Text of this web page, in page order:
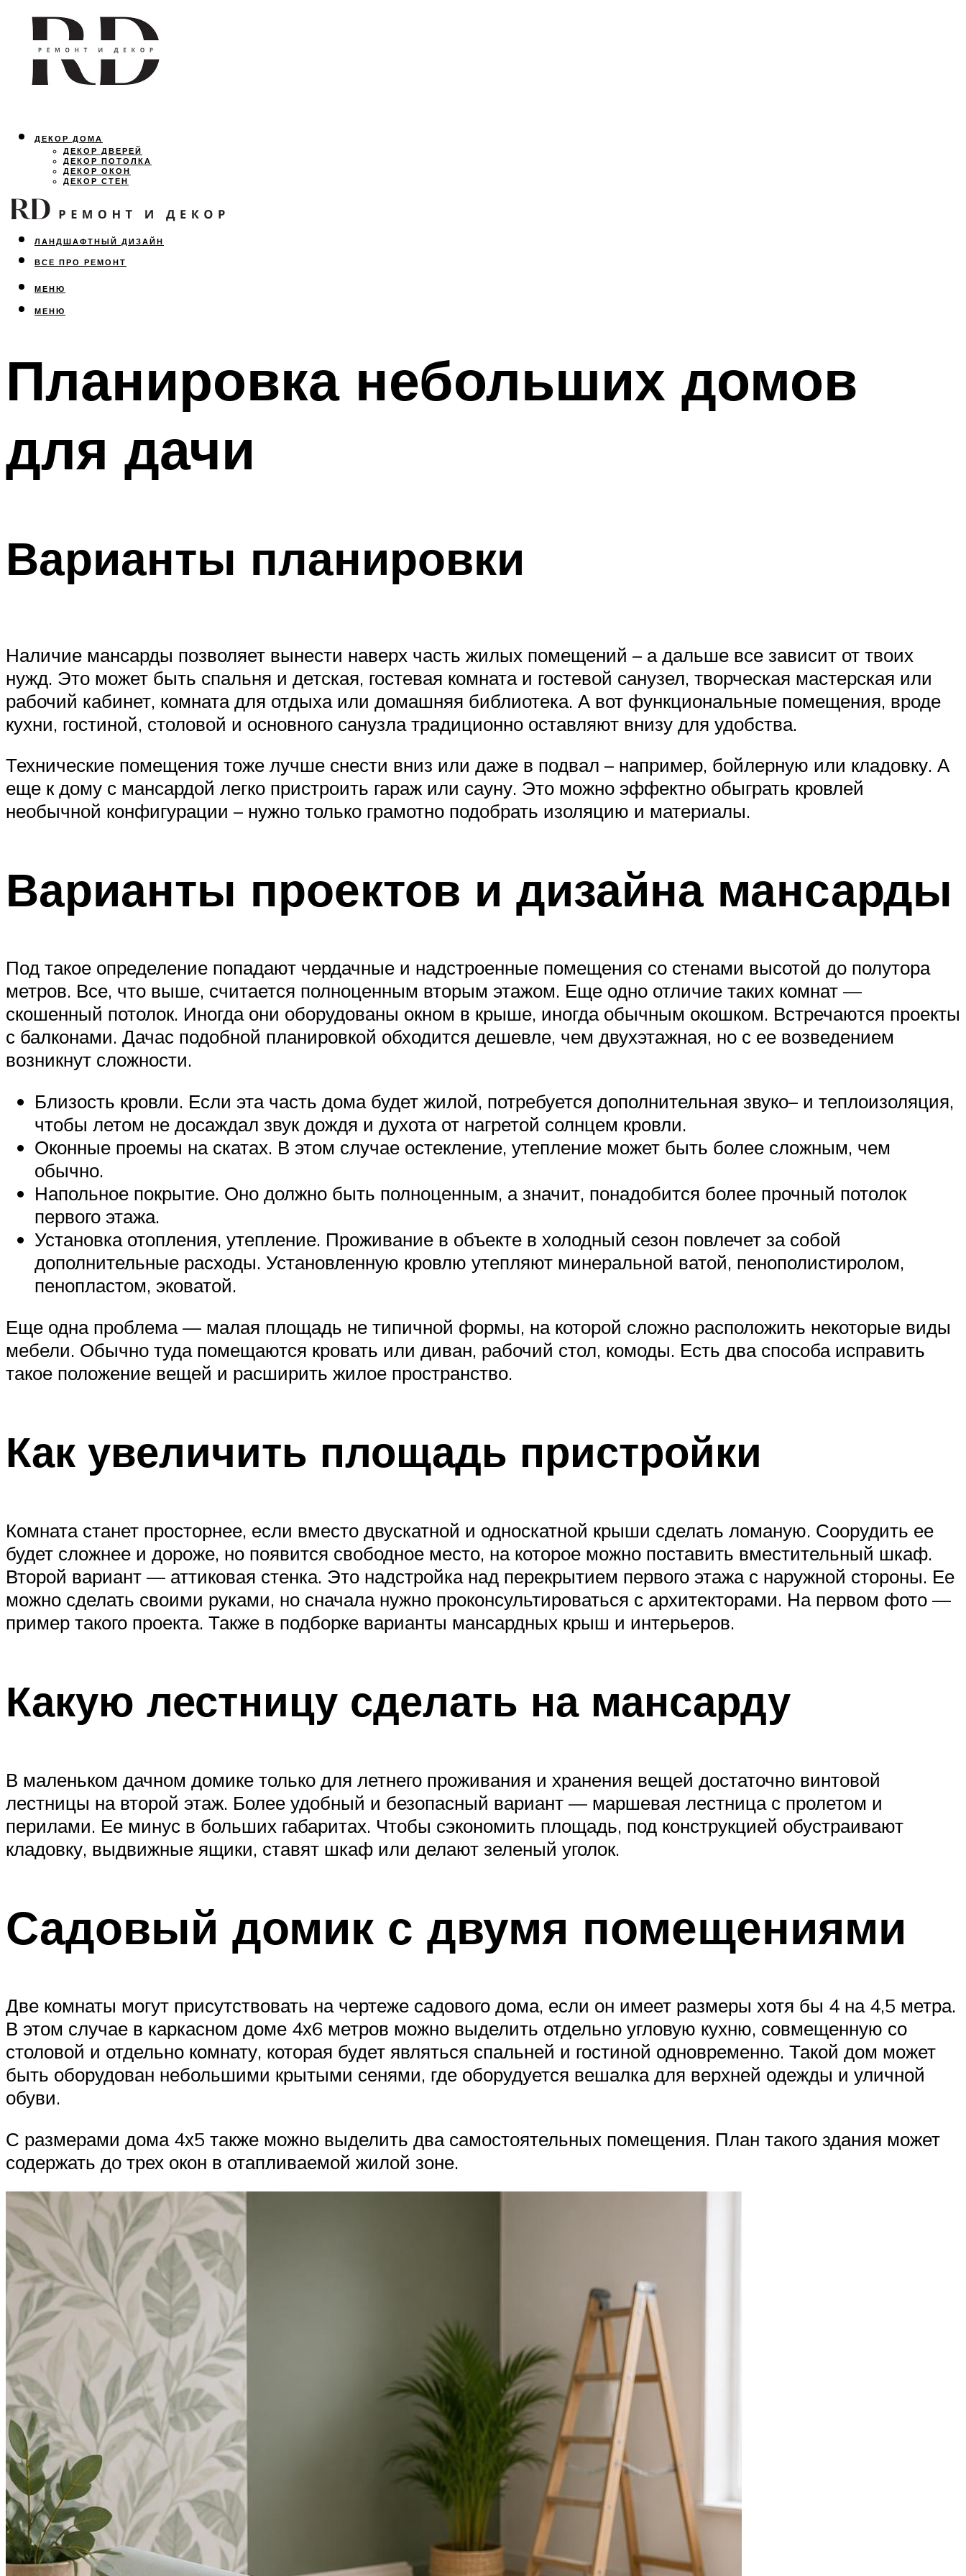
ДЕКОР ДОМА
ДЕКОР ДВЕРЕЙ
ДЕКОР ПОТОЛКА
ДЕКОР ОКОН
ДЕКОР СТЕН
ОСВЕЩЕНИЕ
ДИЗАЙН ИНТЕРЬЕРА
ЛАНДШАФТНЫЙ ДИЗАЙН
ВСЕ ПРО РЕМОНТ
МЕНЮ
МЕНЮ
Планировка небольших домов
для дачи
Варианты планировки
Наличие мансарды позволяет вынести наверх часть жилых помещений – а дальше все зависит от твоих
нужд. Это может быть спальня и детская, гостевая комната и гостевой санузел, творческая мастерская или
рабочий кабинет, комната для отдыха или домашняя библиотека. А вот функциональные помещения, вроде
кухни, гостиной, столовой и основного санузла традиционно оставляют внизу для удобства.
Технические помещения тоже лучше снести вниз или даже в подвал – например, бойлерную или кладовку. А
еще к дому с мансардой легко пристроить гараж или сауну. Это можно эффектно обыграть кровлей
необычной конфигурации – нужно только грамотно подобрать изоляцию и материалы.
Варианты проектов и дизайна мансарды
Под такое определение попадают чердачные и надстроенные помещения со стенами высотой до полутора
метров. Все, что выше, считается полноценным вторым этажом. Еще одно отличие таких комнат —
скошенный потолок. Иногда они оборудованы окном в крыше, иногда обычным окошком. Встречаются проекты
с балконами. Дачас подобной планировкой обходится дешевле, чем двухэтажная, но с ее возведением
возникнут сложности.
Близость кровли. Если эта часть дома будет жилой, потребуется дополнительная звуко– и теплоизоляция,
чтобы летом не досаждал звук дождя и духота от нагретой солнцем кровли.
Оконные проемы на скатах. В этом случае остекление, утепление может быть более сложным, чем
обычно.
Напольное покрытие. Оно должно быть полноценным, а значит, понадобится более прочный потолок
первого этажа.
Установка отопления, утепление. Проживание в объекте в холодный сезон повлечет за собой
дополнительные расходы. Установленную кровлю утепляют минеральной ватой, пенополистиролом,
пенопластом, эковатой.
Еще одна проблема — малая площадь не типичной формы, на которой сложно расположить некоторые виды
мебели. Обычно туда помещаются кровать или диван, рабочий стол, комоды. Есть два способа исправить
такое положение вещей и расширить жилое пространство.
Как увеличить площадь пристройки
Комната станет просторнее, если вместо двускатной и односкатной крыши сделать ломаную. Соорудить ее
будет сложнее и дороже, но появится свободное место, на которое можно поставить вместительный шкаф.
Второй вариант — аттиковая стенка. Это надстройка над перекрытием первого этажа с наружной стороны. Ее
можно сделать своими руками, но сначала нужно проконсультироваться с архитекторами. На первом фото —
пример такого проекта. Также в подборке варианты мансардных крыш и интерьеров.
Какую лестницу сделать на мансарду
В маленьком дачном домике только для летнего проживания и хранения вещей достаточно винтовой
лестницы на второй этаж. Более удобный и безопасный вариант — маршевая лестница с пролетом и
перилами. Ее минус в больших габаритах. Чтобы сэкономить площадь, под конструкцией обустраивают
кладовку, выдвижные ящики, ставят шкаф или делают зеленый уголок.
Садовый домик с двумя помещениями
Две комнаты могут присутствовать на чертеже садового дома, если он имеет размеры хотя бы 4 на 4,5 метра.
В этом случае в каркасном доме 4х6 метров можно выделить отдельно угловую кухню, совмещенную со
столовой и отдельно комнату, которая будет являться спальней и гостиной одновременно. Такой дом может
быть оборудован небольшими крытыми сенями, где оборудуется вешалка для верхней одежды и уличной
обуви.
С размерами дома 4х5 также можно выделить два самостоятельных помещения. План такого здания может
содержать до трех окон в отапливаемой жилой зоне.